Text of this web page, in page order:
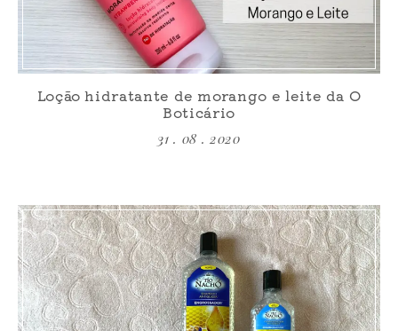
Loção hidratante de morango e leite da O
Boticário
31 . 08 . 2020